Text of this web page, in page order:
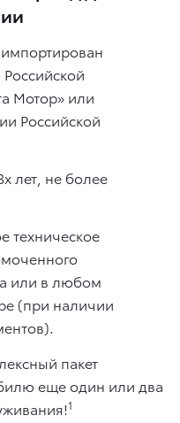
Мотор» или
Российской
лет, не более
техническое
или в любом
(при наличии
пакет
еще один или два
1